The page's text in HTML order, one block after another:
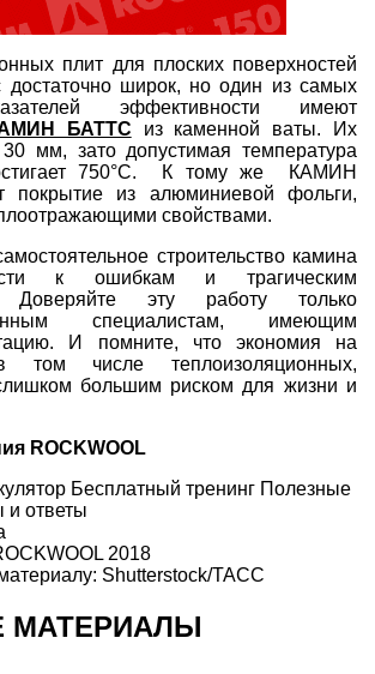
плит для плоских поверхностей
достаточно широк, но один из самых
эффективности имеют
БАТТС
из каменной ваты. Их
мм, зато допустимая температура
750°С. К тому же КАМИН
из алюминиевой фольги,
свойствами.
строительство камина
к ошибкам и трагическим
Доверяйте эту работу только
специалистам, имеющим
И помните, что экономия на
том числе теплоизоляционных,
большим риском для жизни и
ROCKWOOL
Бесплатный тренинг Полезные
и ответы
2018
Shutterstock/ТАСС
МАТЕРИАЛЫ